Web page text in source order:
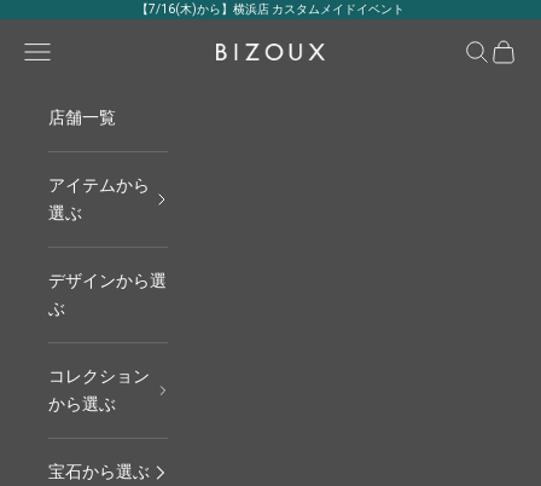
コンテンツへスキップ【7/16(木)から】横浜店 カスタムメイドイベント
BIZOUX｜ビズー公式
メニュー 検索カート
店舗一覧
アイテムから
選ぶ
デザインから選
ぶ
コレクション
から選ぶ
宝石から選ぶ